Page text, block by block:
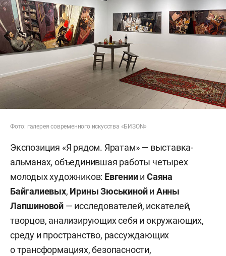
Фото: галерея современного искусства «БИЗОN»
Экспозиция «Я рядом. Яратам» — выставка-
альманах, объединившая работы четырех
молодых художников: Евгениии Саяна
Байгалиевых, Ирины Зюськинойи Анны
Лапшиновой — исследователей, искателей,
творцов, анализирующих себя и окружающих,
среду и пространство, рассуждающих
о трансформациях, безопасности,